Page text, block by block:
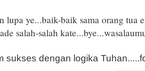
lupa ye...baik-baik sama orang tua
salah-salah
sukses dengan logika